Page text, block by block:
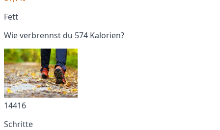
Fett
Wie verbrennst du 574 Kalorien?
14416
Schritte